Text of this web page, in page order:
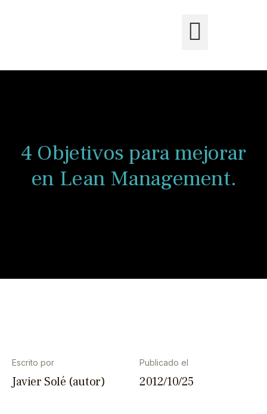
4 Objetivos para mejorar
en Lean Management.
Escrito por
Javier Solé (autor)
Publicado el
2012/10/25